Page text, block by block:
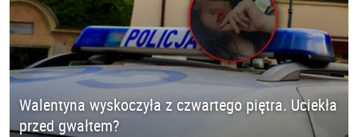
Walentyna wyskoczyła z czwartego piętra. Uciekła
przed gwałtem?